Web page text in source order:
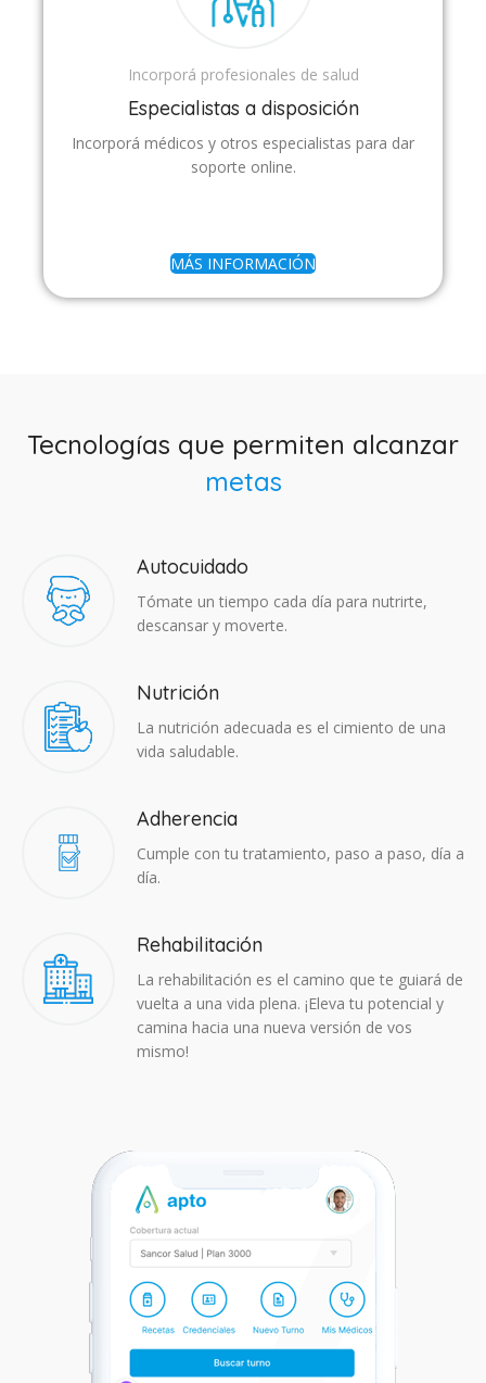
Incorporá profesionales de salud
Especialistas a disposición
Incorporá médicos y otros especialistas para dar
soporte online.
MÁS INFORMACIÓN
Tecnologías que permiten alcanzar
metas
Autocuidado
Tómate un tiempo cada día para nutrirte,
descansar y moverte.
Nutrición
La nutrición adecuada es el cimiento de una
vida saludable.
Adherencia​
Cumple con tu tratamiento, paso a paso, día a
día.
Rehabilitación
La rehabilitación es el camino que te guiará de
vuelta a una vida plena. ¡Eleva tu potencial y
camina hacia una nueva versión de vos
mismo!